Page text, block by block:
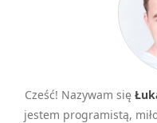
Cześć! Nazywam się
jestem programistą,